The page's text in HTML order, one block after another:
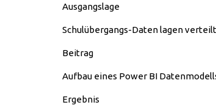
Ausgangslage
Schulübergangs-Daten lagen
Beitrag
Aufbau eines Power BI
Ergebnis